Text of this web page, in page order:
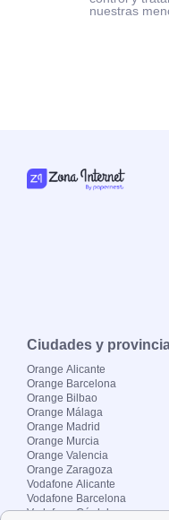
nuestras
Ciudades y
Orange Alicante
Orange Barcelona
Orange Bilbao
Orange Málaga
Orange Madrid
Orange Murcia
Orange Valencia
Orange Zaragoza
Vodafone Alicante
Vodafone Barcelona
Vodafone Córdoba